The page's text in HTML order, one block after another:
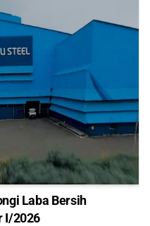
Laba Bersih
I/2026